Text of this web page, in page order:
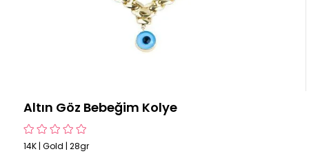
Altın Göz Bebeğim Kolye
14K | Gold | 28gr